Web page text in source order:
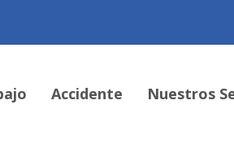
Accidente Nuestros